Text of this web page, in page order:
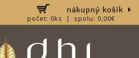
nákupný košík
počet: 0ks | spolu: 0,00€